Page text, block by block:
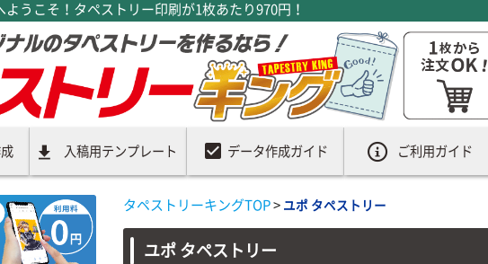
うこそ！タペストリー印刷が1枚あたり970円！
入稿用テンプレート check_box データ作成ガイド ご利用ガイド
タペストリーキングTOP> ユポ タペストリー
ユポ タペストリー